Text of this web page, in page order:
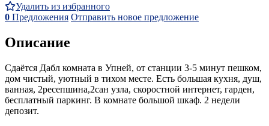
Удалить из избранного
0 Предложения Отправить новое предложение
Описание
Сдаётся Дабл комната в Упней, от станции 3-5 минут пешком,
дом чистый, уютный в тихом месте. Есть большая кухня, душ,
ванная, 2ресепшина,2сан узла, скоростной интернет, гарден,
бесплатный паркинг. В комнате большой шкаф. 2 недели
депозит.